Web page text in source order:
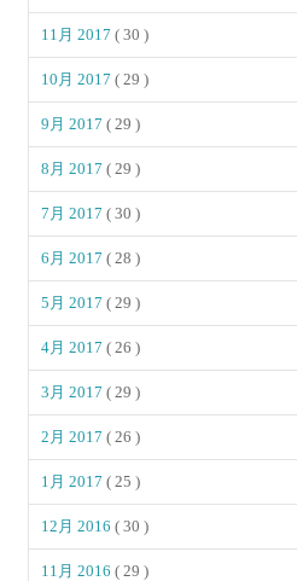
11月 2017( 30 )
10月 2017( 29 )
9月 2017( 29 )
8月 2017( 29 )
7月 2017( 30 )
6月 2017( 28 )
5月 2017( 29 )
4月 2017( 26 )
3月 2017( 29 )
2月 2017( 26 )
1月 2017( 25 )
12月 2016( 30 )
11月 2016( 29 )